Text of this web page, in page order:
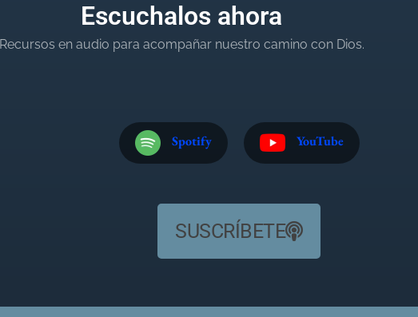
Escuchalos ahora
Recursos en audio para acompañar nuestro camino con Dios.
Spotify YouTube
SUSCRÍBETE